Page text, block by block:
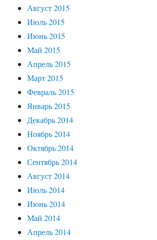
Август 2015
Июль 2015
Июнь 2015
Май 2015
Апрель 2015
Март 2015
Февраль 2015
Январь 2015
Декабрь 2014
Ноябрь 2014
Октябрь 2014
Сентябрь 2014
Август 2014
Июль 2014
Июнь 2014
Май 2014
Апрель 2014